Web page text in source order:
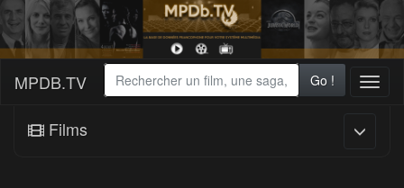
MPDB.TV Go !
Films